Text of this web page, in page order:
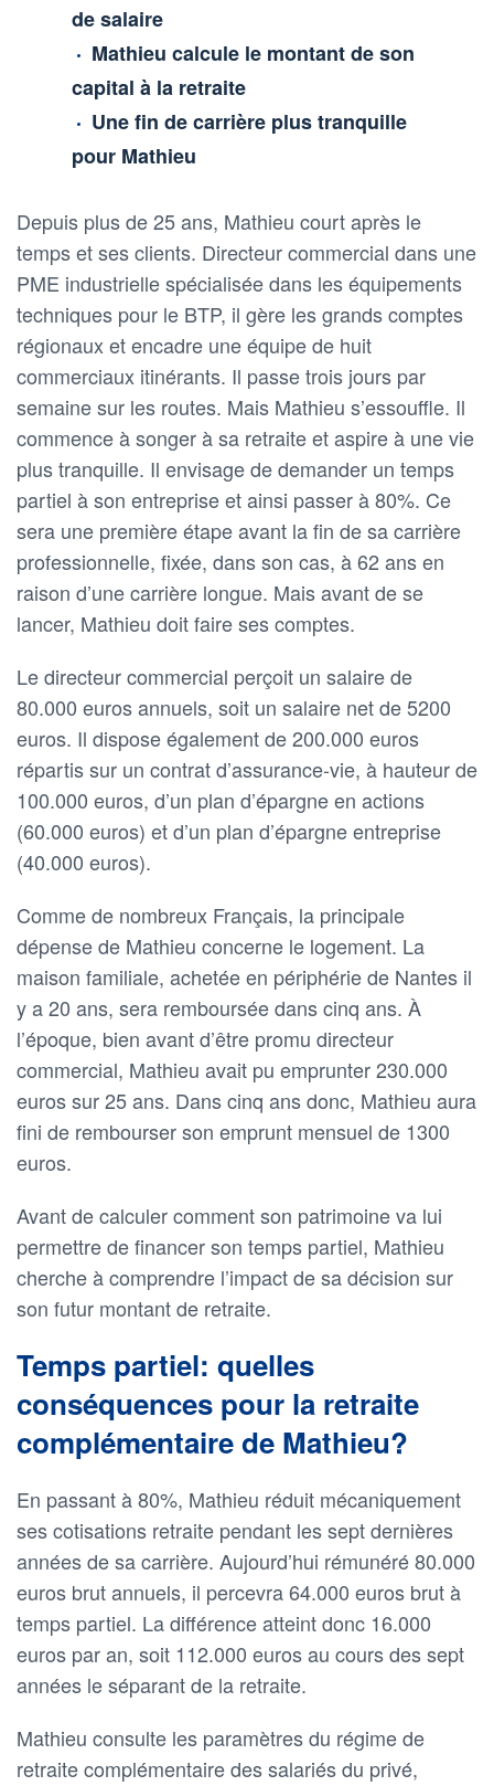
de salaire
Mathieu calcule le montant de son
capital à la retraite
Une fin de carrière plus tranquille
pour Mathieu
Depuis plus de 25 ans, Mathieu court après le
temps et ses clients. Directeur commercial dans une
PME industrielle spécialisée dans les équipements
techniques pour le BTP, il gère les grands comptes
régionaux et encadre une équipe de huit
commerciaux itinérants. Il passe trois jours par
semaine sur les routes. Mais Mathieu s’essouffle. Il
commence à songer à sa retraite et aspire à une vie
plus tranquille. Il envisage de demander un temps
partiel à son entreprise et ainsi passer à 80%. Ce
sera une première étape avant la fin de sa carrière
professionnelle, fixée, dans son cas, à 62 ans en
raison d’une carrière longue. Mais avant de se
lancer, Mathieu doit faire ses comptes.
Le directeur commercial perçoit un salaire de
80.000 euros annuels, soit un salaire net de 5200
euros. Il dispose également de 200.000 euros
répartis sur un contrat d’assurance-vie, à hauteur de
100.000 euros, d’un plan d’épargne en actions
(60.000 euros) et d’un plan d’épargne entreprise
(40.000 euros).
Comme de nombreux Français, la principale
dépense de Mathieu concerne le logement. La
maison familiale, achetée en périphérie de Nantes il
y a 20 ans, sera remboursée dans cinq ans. À
l’époque, bien avant d’être promu directeur
commercial, Mathieu avait pu emprunter 230.000
euros sur 25 ans. Dans cinq ans donc, Mathieu aura
fini de rembourser son emprunt mensuel de 1300
euros.
Avant de calculer comment son patrimoine va lui
permettre de financer son temps partiel, Mathieu
cherche à comprendre l’impact de sa décision sur
son futur montant de retraite.
Temps partiel: quelles
conséquences pour la retraite
complémentaire de Mathieu?
En passant à 80%, Mathieu réduit mécaniquement
ses cotisations retraite pendant les sept dernières
années de sa carrière. Aujourd’hui rémunéré 80.000
euros brut annuels, il percevra 64.000 euros brut à
temps partiel. La différence atteint donc 16.000
euros par an, soit 112.000 euros au cours des sept
années le séparant de la retraite.
Mathieu consulte les paramètres du régime de
retraite complémentaire des salariés du privé,